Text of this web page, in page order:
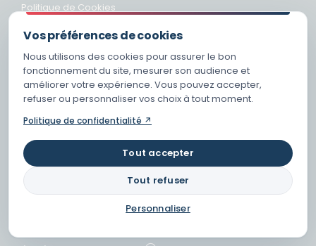
Politique de Cookies
INFOS PRATIQUES
Infos Pratiques
Blog Espagne
Politique de confidentialité
Nos Partenaires
Acheter une maison en Espagne
Vos préférences de cookies
Nous utilisons des cookies pour assurer le bon
fonctionnement du site, mesurer son audience et
améliorer votre expérience. Vous pouvez accepter,
refuser ou personnaliser vos choix à tout moment.
Politique de confidentialité ↗
Tout accepter
Tout refuser
Personnaliser